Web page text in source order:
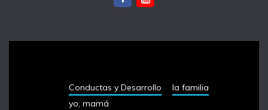
Conductas y Desarrollo
la familia
yo, mamá